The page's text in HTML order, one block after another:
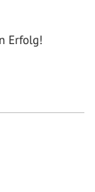
Erfolg!